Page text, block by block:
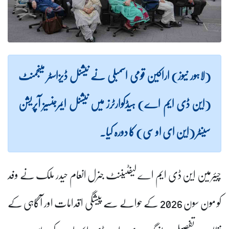
(لاہور نیوز) اراکین قومی اسمبلی نے نیشنل ڈیزاسٹر مینجمنٹ
(این ڈی ایم اے) ہیڈکوارٹرز میں نیشنل ایمرجنسیز آپریشن
سینٹر (این ای او سی) کا دورہ کیا۔
چیئرمین این ڈی ایم اے لیفٹیننٹ جنرل انعام حیدر ملک نے وفد
کو مون سون 2026 کے حوالے سے پیشگی اقدامات اور آگاہی کے